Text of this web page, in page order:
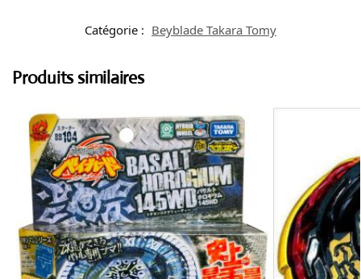
Catégorie : Beyblade Takara Tomy
Produits similaires